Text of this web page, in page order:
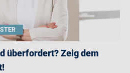
überfordert? Zeig dem